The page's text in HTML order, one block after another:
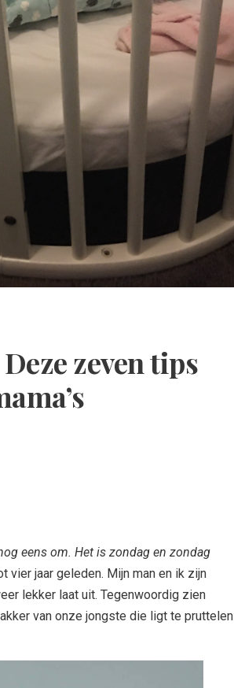
zeven tips
eens om. Het is zondag en zondag
vier jaar geleden. Mijn man en ik zijn
lekker laat uit. Tegenwoordig zien
van onze jongste die ligt te pruttelen